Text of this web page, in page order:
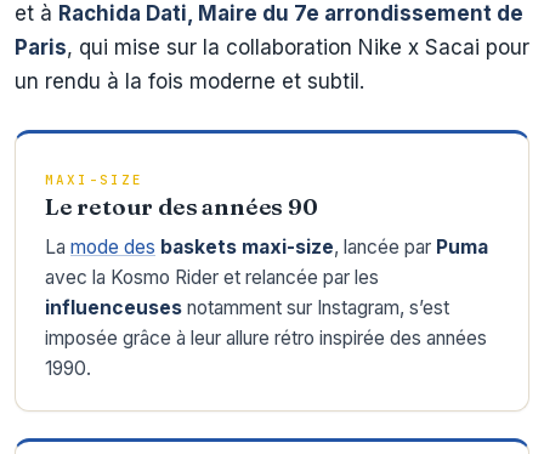
et à Rachida Dati, Maire du 7e arrondissement de
Paris, qui mise sur la collaboration Nike x Sacai pour
un rendu à la fois moderne et subtil.
MAXI-SIZE
Le retour des années 90
La mode des baskets maxi-size, lancée par Puma
avec la Kosmo Rider et relancée par les
influenceuses notamment sur Instagram, s’est
imposée grâce à leur allure rétro inspirée des années
1990.